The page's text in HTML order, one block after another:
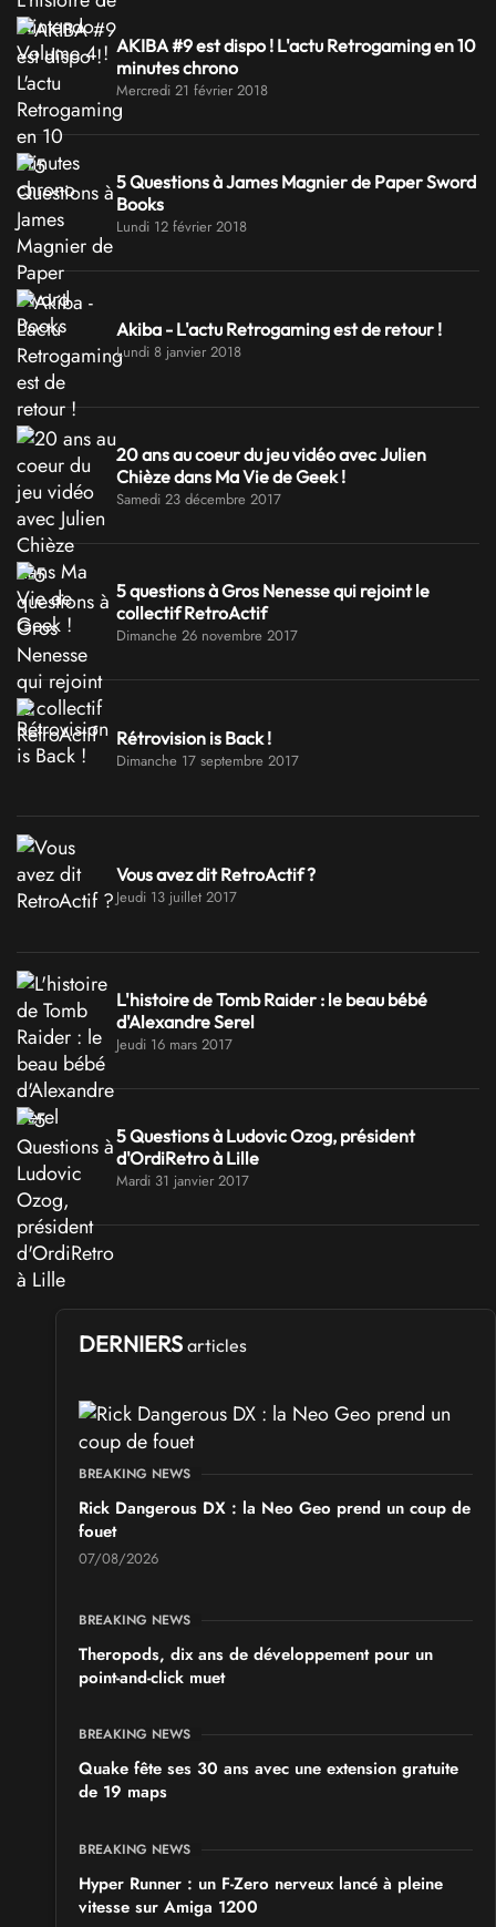
AKIBA #9 est dispo ! L'actu Retrogaming en 10
minutes chrono
Mercredi 21 février 2018
5 Questions à James Magnier de Paper Sword
Books
Lundi 12 février 2018
Akiba - L'actu Retrogaming est de retour !
Lundi 8 janvier 2018
20 ans au coeur du jeu vidéo avec Julien
Chièze dans Ma Vie de Geek !
Samedi 23 décembre 2017
5 questions à Gros Nenesse qui rejoint le
collectif RetroActif
Dimanche 26 novembre 2017
Rétrovision is Back !
Dimanche 17 septembre 2017
Vous avez dit RetroActif ?
Jeudi 13 juillet 2017
L'histoire de Tomb Raider : le beau bébé
d'Alexandre Serel
Jeudi 16 mars 2017
5 Questions à Ludovic Ozog, président
d'OrdiRetro à Lille
Mardi 31 janvier 2017
DERNIERS articles
BREAKING NEWS
Rick Dangerous DX : la Neo Geo prend un coup de
fouet
07/08/2026
BREAKING NEWS
Theropods, dix ans de développement pour un
point-and-click muet
BREAKING NEWS
Quake fête ses 30 ans avec une extension gratuite
de 19 maps
BREAKING NEWS
Hyper Runner : un F-Zero nerveux lancé à pleine
vitesse sur Amiga 1200